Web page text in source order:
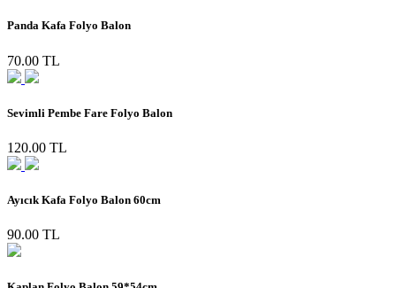
Panda Kafa Folyo Balon
70.00 TL
Sevimli Pembe Fare Folyo Balon
120.00 TL
Ayıcık Kafa Folyo Balon 60cm
90.00 TL